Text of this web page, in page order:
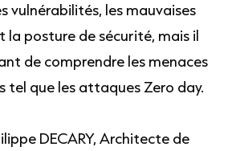
vulnérabilités, les mauvaises
posture de sécurité, mais il
de comprendre les menaces
tel que les attaques Zero day.
DECARY, Architecte de